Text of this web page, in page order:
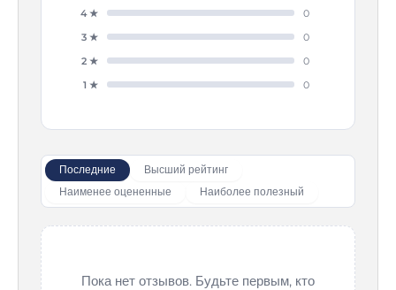
4 ★
0
3 ★
0
2 ★
0
1 ★
0
Последние
Высший рейтинг
Наименее оцененные
Наиболее полезный
Пока нет отзывов. Будьте первым, кто